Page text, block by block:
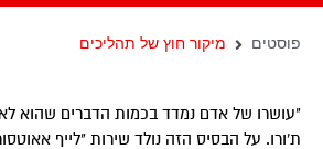
פוסטים מיקור חוץ של תהליכים
ת'ורו. על הבסיס הזה נולד שירות "לייף